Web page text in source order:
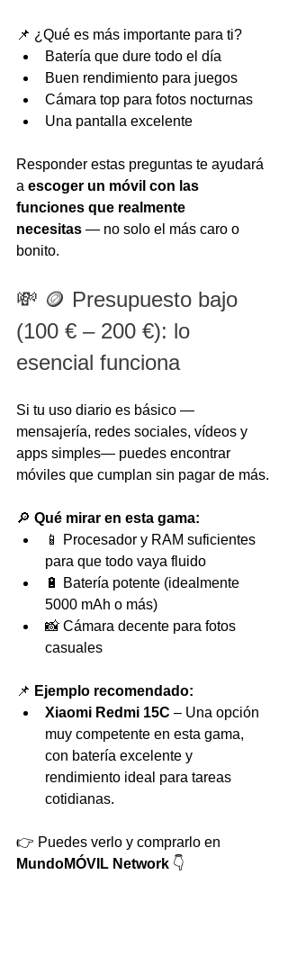
📌 ¿Qué es más importante para ti?
Batería que dure todo el día
Buen rendimiento para juegos
Cámara top para fotos nocturnas
Una pantalla excelente
Responder estas preguntas te ayudará
a escoger un móvil con las
funciones que realmente
necesitas — no solo el más caro o
bonito.
💸 🪙 Presupuesto bajo
(100 € – 200 €): lo
esencial funciona
Si tu uso diario es básico —
mensajería, redes sociales, vídeos y
apps simples— puedes encontrar
móviles que cumplan sin pagar de más.
🔎 Qué mirar en esta gama:
📱 Procesador y RAM suficientes
para que todo vaya fluido
🔋 Batería potente (idealmente
5000 mAh o más)
📸 Cámara decente para fotos
casuales
📌 Ejemplo recomendado:
Xiaomi Redmi 15C – Una opción
muy competente en esta gama,
con batería excelente y
rendimiento ideal para tareas
cotidianas.
👉 Puedes verlo y comprarlo en
MundoMÓVIL Network 👇